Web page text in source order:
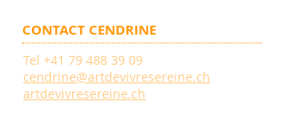
CONTACT CENDRINE
Tel +41 79 488 39 09
cendrine@artdevivresereine.ch
artdevivresereine.ch